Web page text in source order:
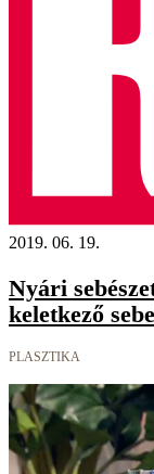
2019. 06. 19.
Nyári
keletkező
PLASZTIKA